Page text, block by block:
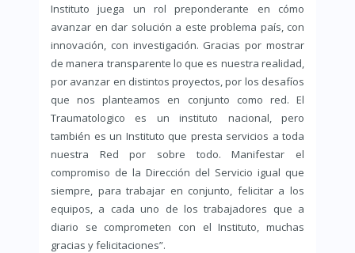
Instituto juega un rol preponderante en cómo
avanzar en dar solución a este problema país, con
innovación, con investigación. Gracias por mostrar
de manera transparente lo que es nuestra realidad,
por avanzar en distintos proyectos, por los desafíos
que nos planteamos en conjunto como red. El
Traumatologico es un instituto nacional, pero
también es un Instituto que presta servicios a toda
nuestra Red por sobre todo. Manifestar el
compromiso de la Dirección del Servicio igual que
siempre, para trabajar en conjunto, felicitar a los
equipos, a cada uno de los trabajadores que a
diario se comprometen con el Instituto, muchas
gracias y felicitaciones”.